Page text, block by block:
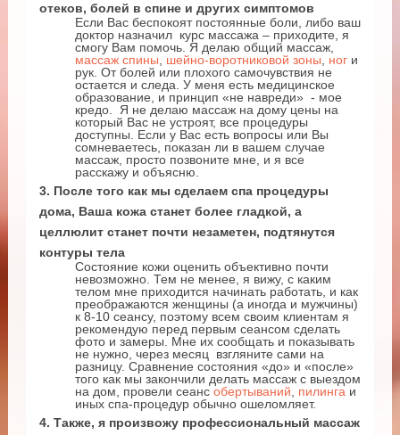
отеков, болей в спине и других симптомов
Если Вас беспокоят постоянные боли, либо ваш
доктор назначил курс массажа – приходите, я
смогу Вам помочь. Я делаю общий массаж,
массаж спины, шейно-воротниковой зоны, ноги
рук. От болей или плохого самочувствия не
остается и следа. У меня есть медицинское
образование, и принцип «не навреди» - мое
кредо. Я не делаю массаж на дому цены на
который Вас не устроят, все процедуры
доступны. Если у Вас есть вопросы или Вы
сомневаетесь, показан ли в вашем случае
массаж, просто позвоните мне, и я все
расскажу и объясню.
3. После того как мы сделаем спа процедуры
дома, Ваша кожа станет более гладкой, а
целлюлит станет почти незаметен, подтянутся
контуры тела
Состояние кожи оценить объективно почти
невозможно. Тем не менее, я вижу, с каким
телом мне приходится начинать работать, и как
преображаются женщины (а иногда и мужчины)
к 8-10 сеансу, поэтому всем своим клиентам я
рекомендую перед первым сеансом сделать
фото и замеры. Мне их сообщать и показывать
не нужно, через месяц взгляните сами на
разницу. Сравнение состояния «до» и «после»
того как мы закончили делать массаж с выездом
на дом, провели сеансобертываний, пилингаи
иных спа-процедур обычно ошеломляет.
4. Также, я произвожу профессиональный массаж